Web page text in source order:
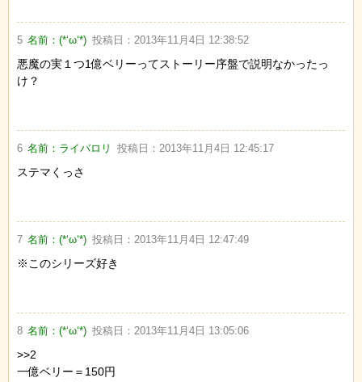
5 名前：(*‘ω‘*) 投稿日： 2013年11月4日 12:38:52
悪魔の実１つ1億ベリーってストーリー序盤で説明なかったっ
け？
6 名前： ライバロリ 投稿日： 2013年11月4日 12:45:17
ステマくっさ
7 名前：(*‘ω‘*) 投稿日： 2013年11月4日 12:47:49
※このシリーズ好き
8 名前：(*‘ω‘*) 投稿日： 2013年11月4日 13:05:06
>>2
一億ベリー＝150円